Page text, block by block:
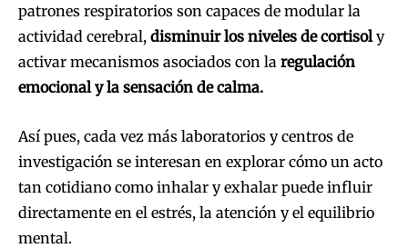
patrones respiratorios son capaces de modular la
actividad cerebral, disminuir los niveles de cortisoly
activar mecanismos asociados con la regulación
emocional y la sensación de calma.
Así pues, cada vez más laboratorios y centros de
investigación se interesan en explorar cómo un acto
tan cotidiano como inhalar y exhalar puede influir
directamente en el estrés, la atención y el equilibrio
mental.